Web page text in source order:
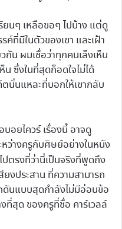
ยนๆ เหลือขอๆ ไปบ้าง แต่ดู
ที่มีในตัวของเขา และเฝ้า
กัน ผมเชื่อว่าทุกคนเล็งเห็น
ซึ่งในที่สุดก็อดใจไม่ได้
นั่นแหละที่บอกให้เขากลับ
บอยไควร์ เรื่องนี้ อาจดู
ว่างครูกับศิษย์อย่างในหนัง
ตรงที่ว่านี่เป็นจริงที่พูดถึง
งประสาน ที่ความสามารถ
ดันแบบสุดกำลังไม่มีอ่อนข้อ
ที่สุด ของครูที่ชื่อ คาร์เวลล์